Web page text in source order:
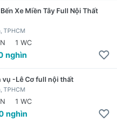
Xe Miền Tây Full Nội Thất
TPHCM
1 WC
nghìn
vụ -Lê Cơ full nội thất
TPHCM
1 WC
nghìn